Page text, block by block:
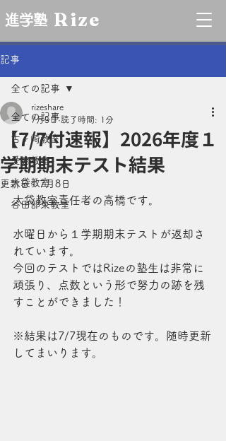
進学塾 Rize
記事
全ての記事
古ヶ崎教室
愛宕教室
大袋教室
谷田部東教室
全ての記事
【7/7付速報】2026年度１
学期期末テスト結果
rizeshare
7月3日 読了時間: 1分
更新日：7月8日
大袋教室責任者の高橋です。
水曜日から１学期期末テストが返却さ
れています。
今回のテストではRizeの塾生は非常に
頑張り、点数という形で努力の跡を残
すことができました！
※結果は7/7現在のものです。随時更新
してまいります。